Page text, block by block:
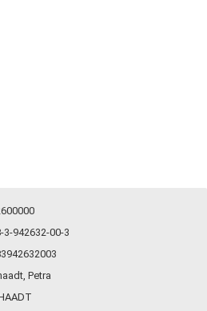
3-942632-00-3
Petra